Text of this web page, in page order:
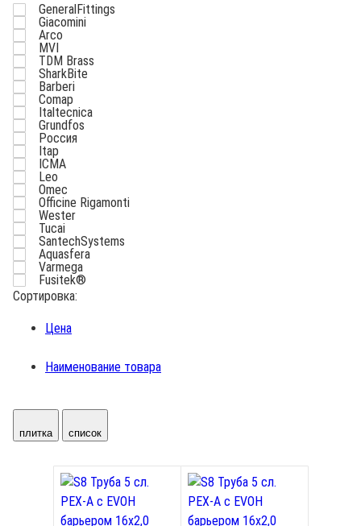
GeneralFittings
Giacomini
Arco
MVI
TDM Brass
SharkBite
Barberi
Comap
Italtecnica
Grundfos
Россия
Itap
ICMA
Leo
Omec
Officine Rigamonti
Wester
Tucai
SantechSystems
Aquasfera
Varmega
Fusitek®
Сортировка:
Цена
Наименование товара
плитка список